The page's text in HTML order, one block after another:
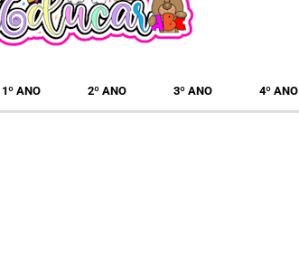
1º ANO 2º ANO 3º ANO 4º ANO